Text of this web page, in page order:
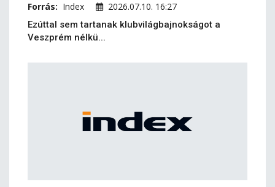
Forrás: Index 2026.07.10. 16:27
Ezúttal sem tartanak klubvilágbajnokságot a
Veszprém nélkü...